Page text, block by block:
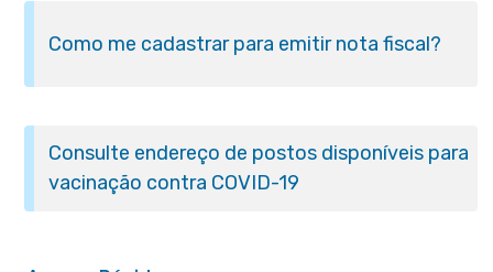
Como me cadastrar para emitir nota fiscal?
Consulte endereço de postos disponíveis para
vacinação contra COVID-19